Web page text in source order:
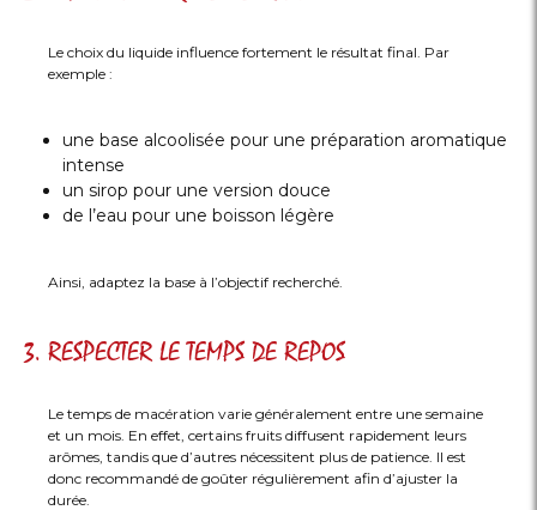
Le choix du liquide influence fortement le résultat final. Par
exemple :
une base alcoolisée pour une préparation aromatique
intense
un sirop pour une version douce
de l’eau pour une boisson légère
Ainsi, adaptez la base à l’objectif recherché.
3. RESPECTER LE TEMPS DE REPOS
Le temps de macération varie généralement entre une semaine
et un mois. En effet, certains fruits diffusent rapidement leurs
arômes, tandis que d’autres nécessitent plus de patience. Il est
donc recommandé de goûter régulièrement afin d’ajuster la
durée.